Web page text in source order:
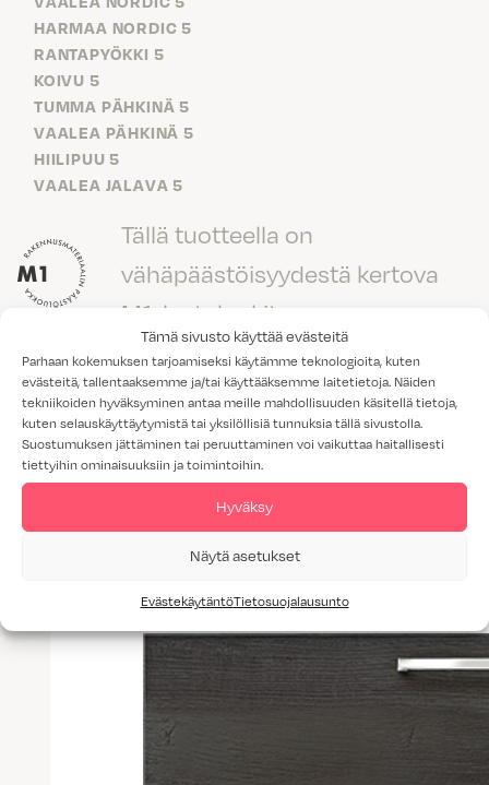
Tämä sivusto käyttää evästeitä
Parhaan kokemuksen tarjoamiseksi käytämme teknologioita, kuten
evästeitä, tallentaaksemme ja/tai käyttääksemme laitetietoja. Näiden
tekniikoiden hyväksyminen antaa meille mahdollisuuden käsitellä tietoja,
kuten selauskäyttäytymistä tai yksilöllisiä tunnuksia tällä sivustolla.
Suostumuksen jättäminen tai peruuttaminen voi vaikuttaa haitallisesti
tiettyihin ominaisuuksiin ja toimintoihin.
Hyväksy
Näytä asetukset
EvästekäytäntöTietosuojalausunto
HARMAA NORDIC 5
RANTAPYÖKKI 5
KOIVU 5
TUMMA PÄHKINÄ 5
VAALEA PÄHKINÄ 5
HIILIPUU 5
VAALEA JALAVA 5
Tällä tuotteella on
vähäpäästöisyydestä kertova
M1-laatuluokitus.
Lisää tuotteita: